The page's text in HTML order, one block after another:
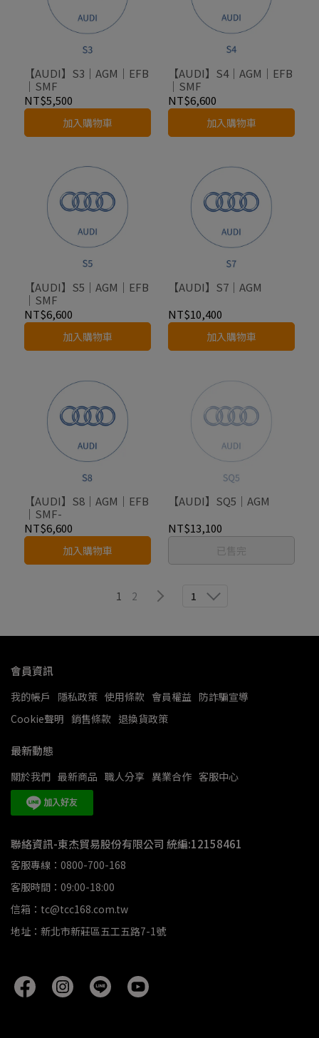
【AUDI】S3｜AGM｜EFB
｜SMF
NT$5,500
加入購物車
【AUDI】S4｜AGM｜EFB
｜SMF
NT$6,600
加入購物車
【AUDI】S5｜AGM｜EFB
｜SMF
NT$6,600
加入購物車
【AUDI】S7｜AGM
NT$10,400
加入購物車
【AUDI】S8｜AGM｜EFB
｜SMF-
NT$6,600
加入購物車
【AUDI】SQ5｜AGM
NT$13,100
已售完
1 2 1
會員資訊
我的帳戶 隱私政策 使用條款 會員權益 防詐騙宣導
Cookie聲明 銷售條款 退換貨政策
最新動態
關於我們 最新商品 職人分享 異業合作 客服中心
聯絡資訊-東杰貿易股份有限公司 統編:12158461
客服專線：0800-700-168
客服時間：09:00-18:00
信箱：tc@tcc168.com.tw
地址：新北市新莊區五工五路7-1號